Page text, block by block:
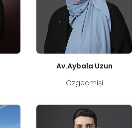
Av.Aybala Uzun
Özgeçmişi